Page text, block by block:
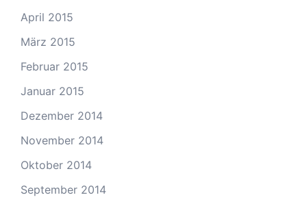
April 2015
März 2015
Februar 2015
Januar 2015
Dezember 2014
November 2014
Oktober 2014
September 2014